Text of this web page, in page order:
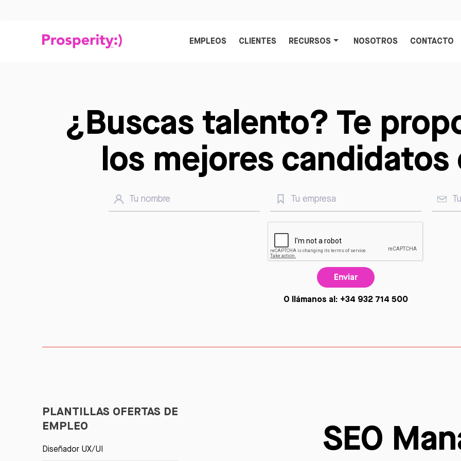
EMPLEOS CLIENTES RECURSOS NOSOTROS CONTACTO
¿Buscas talento? Te
los mejores candidatos
Enviar
O llámanos al: +34 932 714 500
PLANTILLAS OFERTAS DE
EMPLEO
Diseñador UX/UI SEO